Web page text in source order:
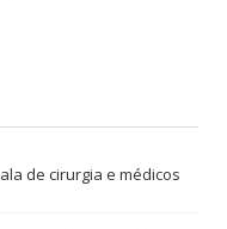
de cirurgia e médicos